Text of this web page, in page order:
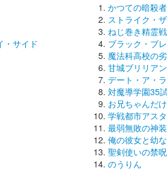
・サイド
かつての暗殺
ストライク・
ねじ巻き精霊
ブラック・ブ
魔法科高校の
甘城ブリリア
デート・ア・
対魔導学園35
お兄ちゃんだ
学戦都市アス
最弱無敗の神
俺の彼女と幼
聖剣使いの禁
のうりん